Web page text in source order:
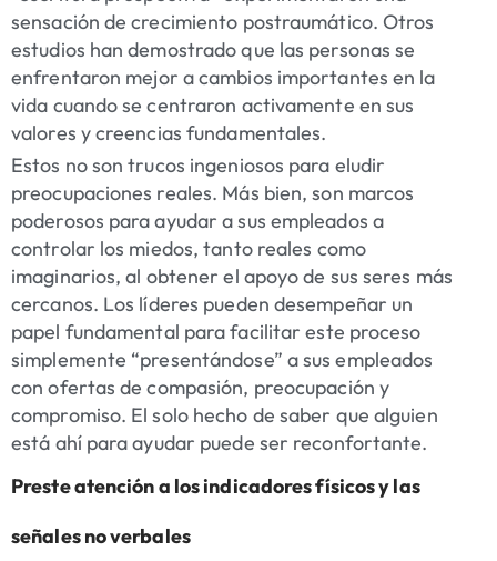
sensación de crecimiento postraumático. Otros
estudios han demostrado que las personas se
enfrentaron mejor a cambios importantes en la
vida cuando se centraron activamente en sus
valores y creencias fundamentales.
Estos no son trucos ingeniosos para eludir
preocupaciones reales. Más bien, son marcos
poderosos para ayudar a sus empleados a
controlar los miedos, tanto reales como
imaginarios, al obtener el apoyo de sus seres más
cercanos. Los líderes pueden desempeñar un
papel fundamental para facilitar este proceso
simplemente “presentándose” a sus empleados
con ofertas de compasión, preocupación y
compromiso. El solo hecho de saber que alguien
está ahí para ayudar puede ser reconfortante.
Preste atención a los indicadores físicos y las
señales no verbales